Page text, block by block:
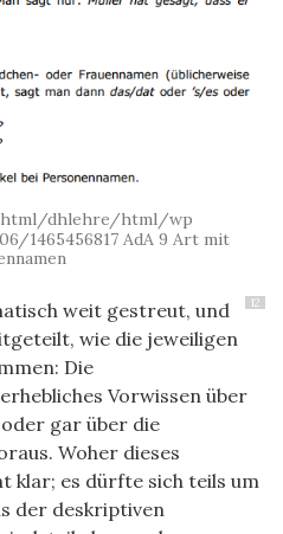
dhlehre/html/wp
1465456817 AdA 9 Art mit
12
weit gestreut, und
wie die jeweiligen
Die
Vorwissen über
gar über die
Woher dieses
klar; es dürfte sich teils um
der deskriptiven